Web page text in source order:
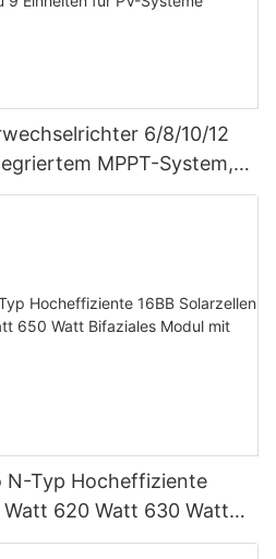
6/8/10/12
MPPT-System,
von bis zu 9
N-Typ Hocheffiziente
Watt 620 Watt 630 Watt
mit Dual